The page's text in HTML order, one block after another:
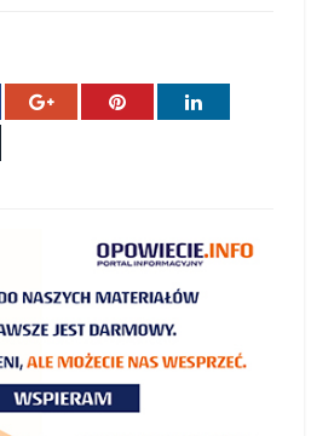
Google+ Pinterest LinkedIn